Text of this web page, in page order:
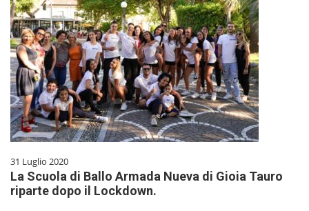
31 Luglio 2020
La Scuola di Ballo Armada Nueva di Gioia Tauro
riparte dopo il Lockdown.